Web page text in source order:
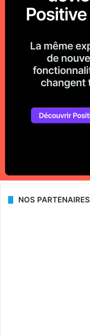
NOS PARTENAIRES